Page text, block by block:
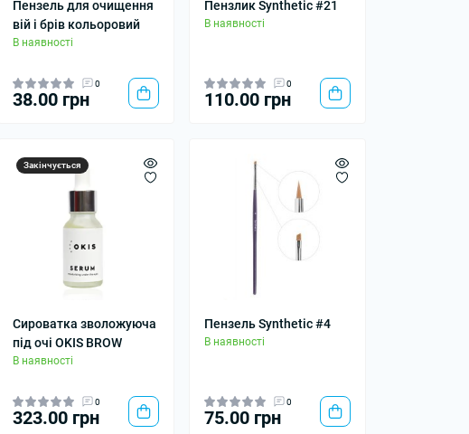
Пензель для очищення
вій і брів кольоровий
В наявності
0
38.00 грн
Пензлик Synthetic #21
В наявності
0
110.00 грн
Закінчується
Сироватка зволожуюча
під очі OKIS BROW
В наявності
0
323.00 грн
Пензель Synthetic #4
В наявності
0
75.00 грн